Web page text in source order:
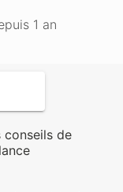
1 an
conseils de